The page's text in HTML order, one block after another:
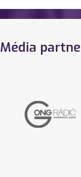
Média